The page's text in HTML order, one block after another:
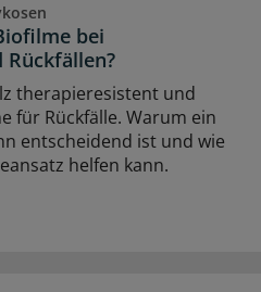
bei
Rückfällen?
therapieresistent und
für Rückfälle. Warum ein
entscheidend ist und wie
helfen kann.